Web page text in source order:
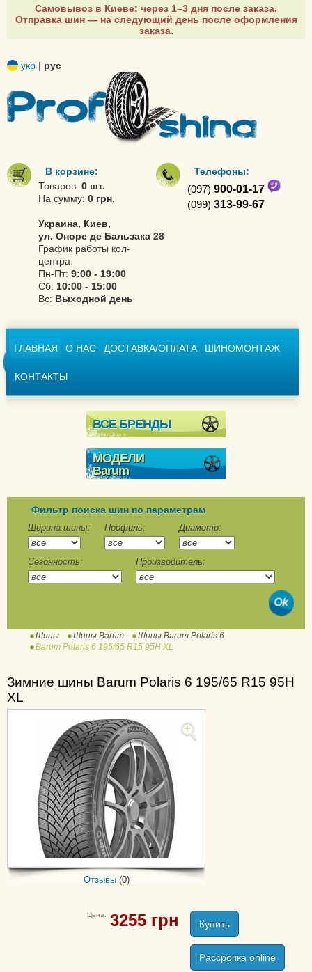
Самовывоз в Киеве: через 1–3 дня после заказа.
Отправка шин — на следующий день после оформления
заказа.
укр | рус
В корзине:
Товаров: 0 шт.
На сумму: 0 грн.
Украина, Киев,
ул. Оноре де Бальзака 28
График работы кол-
центра:
Пн-Пт: 9:00 - 19:00
Сб: 10:00 - 15:00
Вс: Выходной день
Телефоны:
(097) 900-01-17
(099) 313-99-67
ГЛАВНАЯ О НАС ДОСТАВКА/ОПЛАТА ШИНОМОНТАЖ
КОНТАКТЫ
ВСЕ БРЕНДЫ
МОДЕЛИ
Barum
Polaris 3
Polaris 5
Polaris 6
SnoVanis 2
SnoVanis 3
Bravuris 3
Bravuris 5 HM
Brillantis 2
OR 56
Vanis
Vanis 2
Vanis 3
Quartaris 5
Vanis AllSeason
Фильтр поиска шин по параметрам
Ширина шины: Профиль: Диаметр:
Сезонность: Производитель:
Шины Шины Barum
Шины Barum Polaris 6
Barum Polaris 6 195/65 R15 95H XL
Зимние шины Barum Polaris 6 195/65 R15 95H
XL
Отзывы (0)
Цена: 3255 грн Купить
Рассрочка online